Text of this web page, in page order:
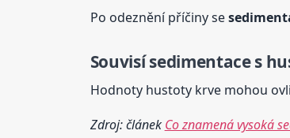
Po odeznění příčiny se
Souvisísedimentaces
Hodnoty hustoty krve mohou
Zdroj: článek Co znamená vysoká